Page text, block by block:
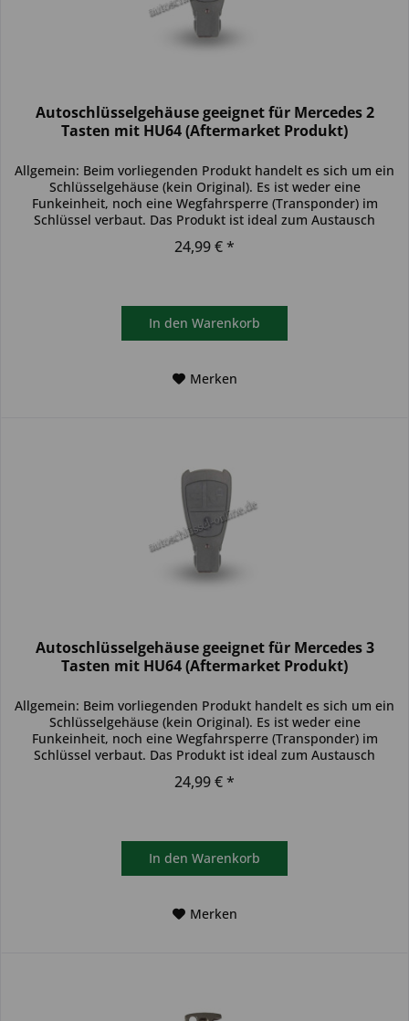
Autoschlüsselgehäuse geeignet für Mercedes 2
Tasten mit HU64 (Aftermarket Produkt)
Allgemein: Beim vorliegenden Produkt handelt es sich um ein
Schlüsselgehäuse (kein Original). Es ist weder eine
Funkeinheit, noch eine Wegfahrsperre (Transponder) im
Schlüssel verbaut. Das Produkt ist ideal zum Austausch
24,99 € *
In den Warenkorb
Merken
Autoschlüsselgehäuse geeignet für Mercedes 3
Tasten mit HU64 (Aftermarket Produkt)
Allgemein: Beim vorliegenden Produkt handelt es sich um ein
Schlüsselgehäuse (kein Original). Es ist weder eine
Funkeinheit, noch eine Wegfahrsperre (Transponder) im
Schlüssel verbaut. Das Produkt ist ideal zum Austausch
24,99 € *
In den Warenkorb
Merken